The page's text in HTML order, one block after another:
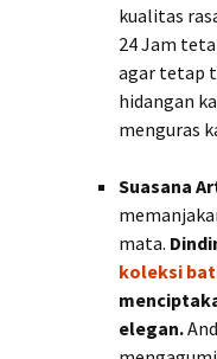
kualitas
24 Jam
agar tetap
hidangan
menguras
Suasana
mata.
koleksi
elegan.